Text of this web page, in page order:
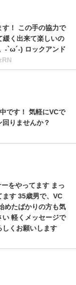
す！ この手の協力で
く出来て楽しいの
-`ω´-) ロックアンド
です！ 気軽にVCで
りませんか？
をやってます まっ
ます 35歳男で、VC
めたばかりの方も気
軽くメッセージで
しくお願いします